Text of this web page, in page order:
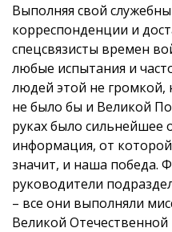
Выполняя свой
корреспонденции и
спецсвязисты времен
любые испытания и
людей этой не громкой,
не было бы и Великой
руках было сильнейшее
информация, от
значит, и наша победа.
руководители
– все они выполняли
Великой